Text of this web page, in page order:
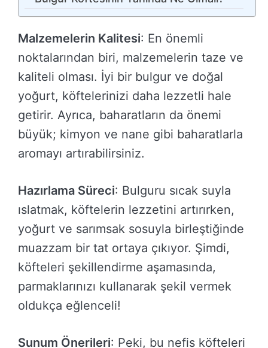
Malzemelerin Kalitesi: En önemli
noktalarından biri, malzemelerin taze ve
kaliteli olması. İyi bir bulgur ve doğal
yoğurt, köftelerinizi daha lezzetli hale
getirir. Ayrıca, baharatların da önemi
büyük; kimyon ve nane gibi baharatlarla
aromayı artırabilirsiniz.
Hazırlama Süreci: Bulguru sıcak suyla
ıslatmak, köftelerin lezzetini artırırken,
yoğurt ve sarımsak sosuyla birleştiğinde
muazzam bir tat ortaya çıkıyor. Şimdi,
köfteleri şekillendirme aşamasında,
parmaklarınızı kullanarak şekil vermek
oldukça eğlenceli!
Sunum Önerileri: Peki, bu nefis köfteleri